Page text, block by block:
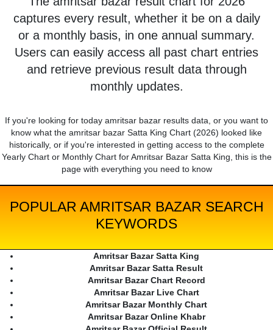
captures every result, whether it be on a daily
or a monthly basis, in one annual summary.
Users can easily access all past chart entries
and retrieve previous result data through
monthly updates.
If you're looking for today amritsar bazar results data, or you want to
know what the amritsar bazar Satta King Chart (2026) looked like
historically, or if you're interested in getting access to the complete
Yearly Chart or Monthly Chart for Amritsar Bazar Satta King, this is the
page with everything you need to know
POPULAR AMRITSAR BAZAR SEARCH
KEYWORDS
Amritsar Bazar Satta King
Amritsar Bazar Satta Result
Amritsar Bazar Chart Record
Amritsar Bazar Live Chart
Amritsar Bazar Monthly Chart
Amritsar Bazar Online Khabr